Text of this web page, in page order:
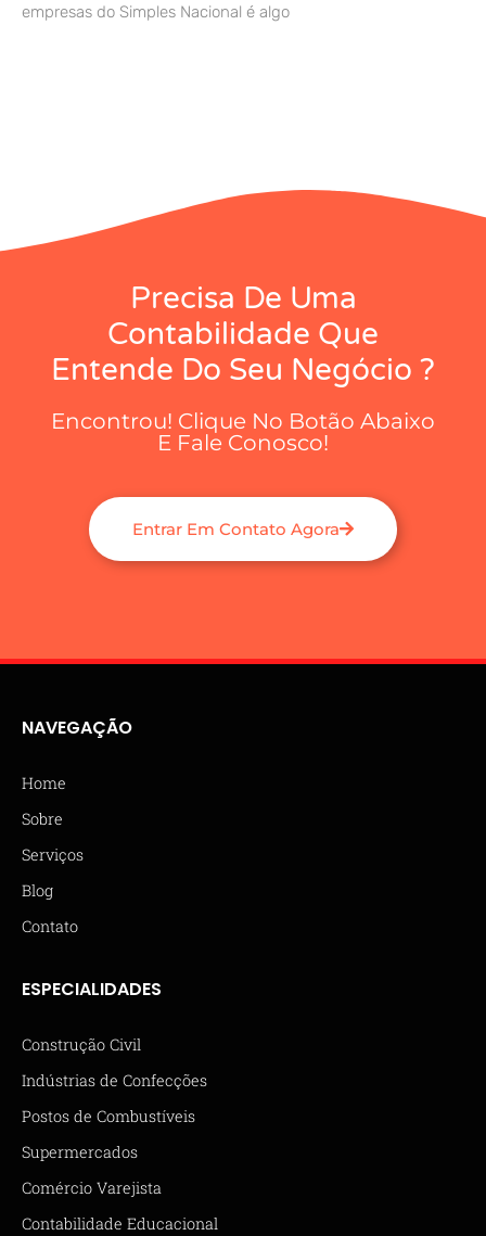
empresas do Simples Nacional é algo
Precisa De Uma
Contabilidade Que
Entende Do Seu Negócio ?
Encontrou! Clique No Botão Abaixo
E Fale Conosco!
Entrar Em Contato Agora
NAVEGAÇÃO
Home
Sobre
Serviços
Blog
Contato
ESPECIALIDADES
Construção Civil
Indústrias de Confecções
Postos de Combustíveis
Supermercados
Comércio Varejista
Contabilidade Educacional